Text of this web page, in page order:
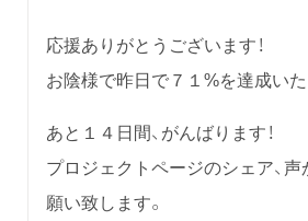
応援ありがとうございます！
お陰様で昨日で７１%を達成いた
あと１４日間、がんばります！
プロジェクトページのシェア、
願い致します。